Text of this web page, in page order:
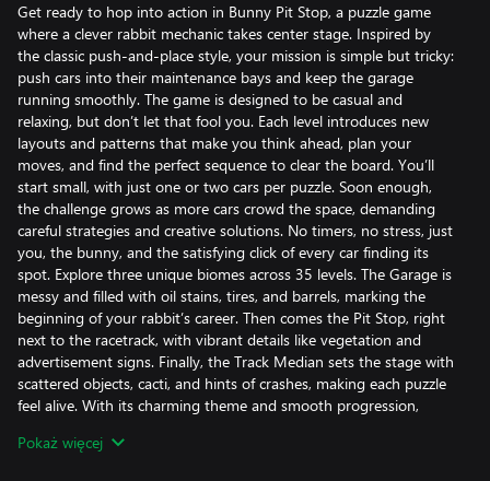
Get ready to hop into action in Bunny Pit Stop, a puzzle game
where a clever rabbit mechanic takes center stage. Inspired by
the classic push-and-place style, your mission is simple but tricky:
push cars into their maintenance bays and keep the garage
running smoothly. The game is designed to be casual and
relaxing, but don’t let that fool you. Each level introduces new
layouts and patterns that make you think ahead, plan your
moves, and find the perfect sequence to clear the board. You’ll
start small, with just one or two cars per puzzle. Soon enough,
the challenge grows as more cars crowd the space, demanding
careful strategies and creative solutions. No timers, no stress, just
you, the bunny, and the satisfying click of every car finding its
spot. Explore three unique biomes across 35 levels. The Garage is
messy and filled with oil stains, tires, and barrels, marking the
beginning of your rabbit’s career. Then comes the Pit Stop, right
next to the racetrack, with vibrant details like vegetation and
advertisement signs. Finally, the Track Median sets the stage with
scattered objects, cacti, and hints of crashes, making each puzzle
feel alive. With its charming theme and smooth progression,
relaxing yet engaging experience.
Pokaż więcej